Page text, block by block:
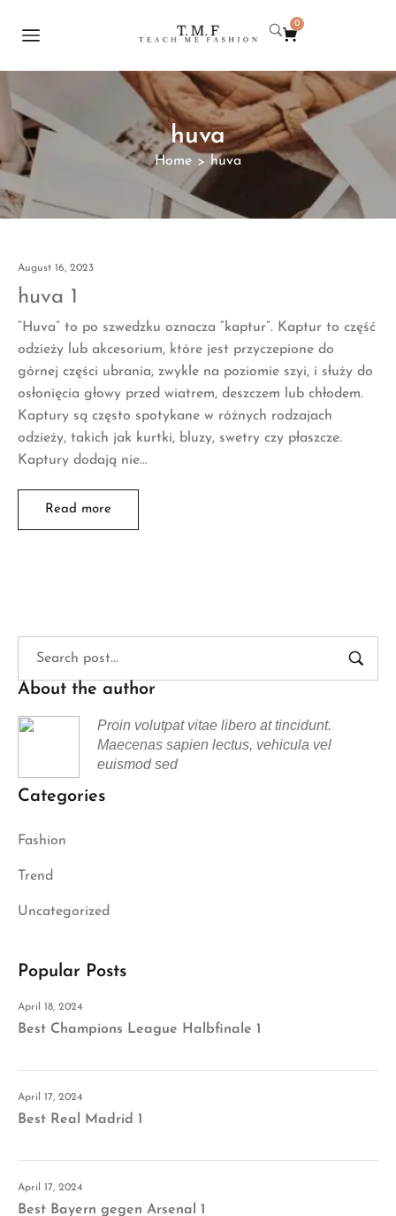
0
huva
Home > huva
August 16, 2023
huva 1
“Huva” to po szwedzku oznacza “kaptur”. Kaptur to część
odzieży lub akcesorium, które jest przyczepione do
górnej części ubrania, zwykle na poziomie szyi, i służy do
osłonięcia głowy przed wiatrem, deszczem lub chłodem.
Kaptury są często spotykane w różnych rodzajach
odzieży, takich jak kurtki, bluzy, swetry czy płaszcze.
Kaptury dodają nie…
Read more
About the author
Proin volutpat vitae libero at tincidunt.
Maecenas sapien lectus, vehicula vel
euismod sed
Categories
Fashion
Trend
Uncategorized
Popular Posts
April 18, 2024
Best Champions League Halbfinale 1
April 17, 2024
Best Real Madrid 1
April 17, 2024
Best Bayern gegen Arsenal 1